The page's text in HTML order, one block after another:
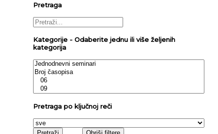
Pretraga
Kategorije - Odaberite jednu ili više željenih
kategorija
Pretraga po ključnoj reči